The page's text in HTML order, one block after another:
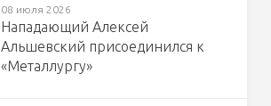
08 июля 2026
Нападающий Алексей
Альшевский присоединился к
«Металлургу»